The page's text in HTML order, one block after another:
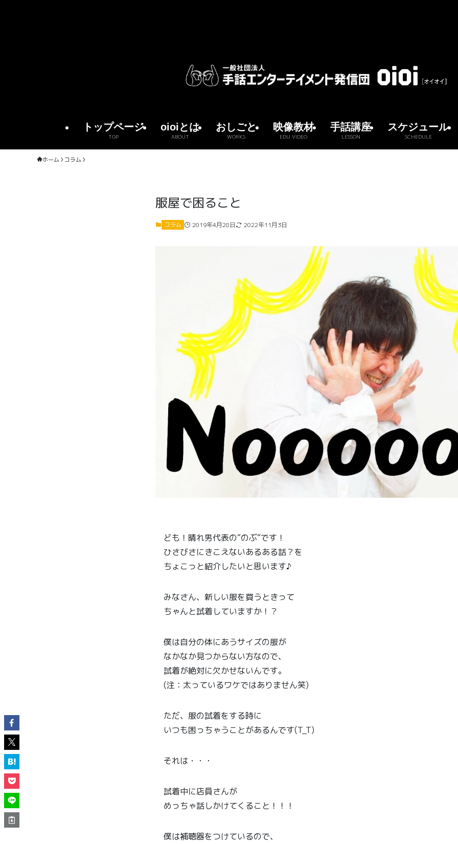
トップページ
TOP
oioiとは
ABOUT
おしごと
WORKS
映像教材
EDU VIDEO
手話講座
LESSON
スケジュール
SCHEDULE
ホーム コラム
服屋で困ること
コラム 2019年4月28日 2022年11月3日
ども！晴れ男代表の“のぶ“です！
ひさびさにきこえないあるある話？を
ちょこっと紹介したいと思います♪
みなさん、新しい服を買うときって
ちゃんと試着していますか！？
僕は自分の体にあうサイズの服が
なかなか見つからない方なので、
試着が絶対に欠かせないんです。
(注：太っているワケではありません笑)
ただ、服の試着をする時に
いつも困っちゃうことがあるんです(T_T)
それは・・・
試着中に店員さんが
めっちゃ話しかけてくること！！！
僕は補聴器をつけているので、